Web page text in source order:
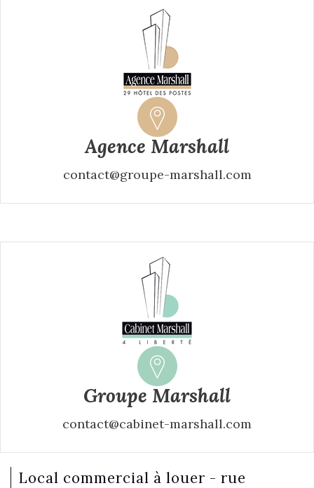
Agence Marshall
contact@groupe-marshall.com
Groupe Marshall
contact@cabinet-marshall.com
local commercial à louer - rue